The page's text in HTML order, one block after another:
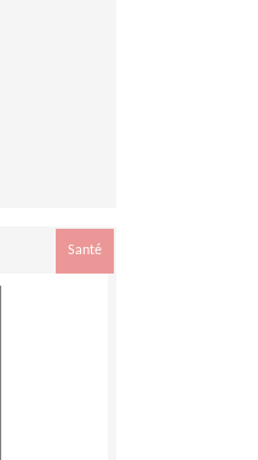
Santé